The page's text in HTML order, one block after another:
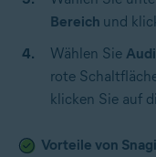
Bereich und
Wählen Sie
rote
klicken Sie auf
Vorteile von